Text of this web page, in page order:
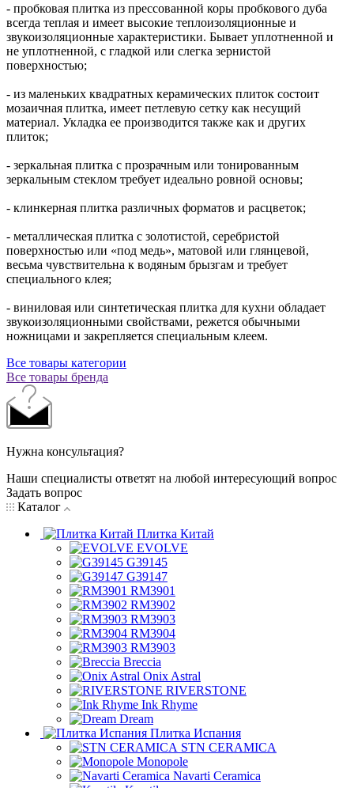
- пробковая плитка из прессованной коры пробкового дуба
всегда теплая и имеет высокие теплоизоляционные и
звукоизоляционные характеристики. Бывает уплотненной и
не уплотненной, с гладкой или слегка зернистой
поверхностью;
- из маленьких квадратных керамических плиток состоит
мозаичная плитка, имеет петлевую сетку как несущий
материал. Укладка ее производится также как и других
плиток;
- зеркальная плитка с прозрачным или тонированным
зеркальным стеклом требует идеально ровной основы;
- клинкерная плитка различных форматов и расцветок;
- металлическая плитка с золотистой, серебристой
поверхностью или «под медь», матовой или глянцевой,
весьма чувствительна к водяным брызгам и требует
специального клея;
- виниловая или синтетическая плитка для кухни обладает
звукоизоляционными свойствами, режется обычными
ножницами и закрепляется специальным клеем.
Все товары категории
Все товары бренда
Нужна консультация?
Наши специалисты ответят на любой интересующий вопрос
Задать вопрос
Каталог
Плитка Китай
EVOLVE
G39145
G39147
RM3901
RM3902
RM3903
RM3904
RM3903
Breccia
Onix Astral
RIVERSTONE
Ink Rhyme
Dream
Плитка Испания
STN CERAMICA
Monopole
Navarti Ceramica